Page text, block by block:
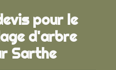
pour le
d'arbre
Sarthe